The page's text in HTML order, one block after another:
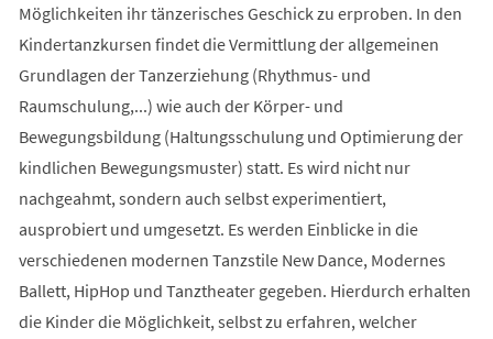
Möglichkeiten ihr tänzerisches Geschick zu erproben. In den
Kindertanzkursen findet die Vermittlung der allgemeinen
Grundlagen der Tanzerziehung (Rhythmus- und
Raumschulung,...) wie auch der Körper- und
Bewegungsbildung (Haltungsschulung und Optimierung der
kindlichen Bewegungsmuster) statt. Es wird nicht nur
nachgeahmt, sondern auch selbst experimentiert,
ausprobiert und umgesetzt. Es werden Einblicke in die
verschiedenen modernen Tanzstile New Dance, Modernes
Ballett, HipHop und Tanztheater gegeben. Hierdurch erhalten
die Kinder die Möglichkeit, selbst zu erfahren, welcher